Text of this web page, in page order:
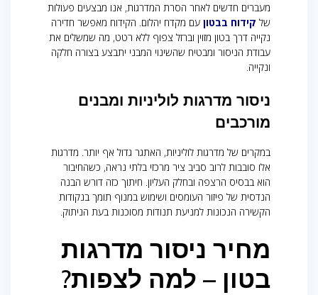
מעברים חדשים לאחר הסרת המדרגות, אנו מבצעים פעולות
של קידוח בבטון עם מקדח יהלום. הקידוח מאפשר חדירה
נקייה דרך בטון מזוין וברזל צפוף ללא רטט, מה שמשלים את
עבודת הניסור ומבטיח שהשינוי המבני יתבצע בצורה חלקה
ונקייה.
ניסור מדרגות לוליניות ומבנים
מורכבים
במקרים של מדרגות לוליניות, האתגר גדול אף יותר. מדרגות
אלו סובבות לרוב סביב ציר מרכזי בלתי נראה, כשהחיבור
הוא בבסיס הרצפה ובחלק העליון. חיתוך כזה דורש הבנה
הנדסית של פיזור העומסים ושימוש במנוף תומך בנקודות
הקשירה הנכונות למניעת תנודות מסוכנות בעת הניתוק.
מחיר ניסור מדרגות
בטון – למה לצפות?